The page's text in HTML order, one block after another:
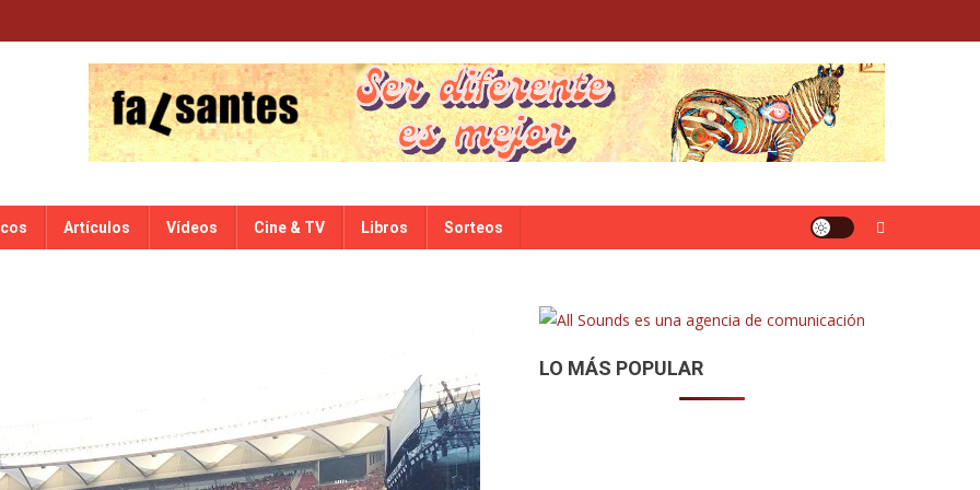
Artículos Vídeos Cine & TV Libros Sorteos
LO MÁS POPULAR